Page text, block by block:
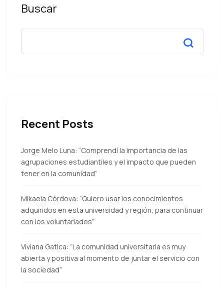
Buscar
Recent Posts
Jorge Melo Luna: “Comprendí la importancia de las
agrupaciones estudiantiles y el impacto que pueden
tener en la comunidad”
Mikaela Córdova: “Quiero usar los conocimientos
adquiridos en esta universidad y región, para continuar
con los voluntariados”
Viviana Gatica: “La comunidad universitaria es muy
abierta y positiva al momento de juntar el servicio con
la sociedad”